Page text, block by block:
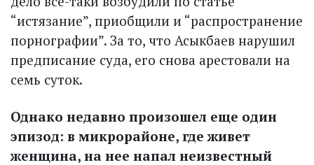
“истязание”, приобщили и “распространение
порнографии”. За то, что Асыкбаев нарушил
предписание суда, его снова арестовали на
семь суток.
Однако недавно произошел еще один
эпизод: в микрорайоне, где живет
женщина, на нее напал неизвестный